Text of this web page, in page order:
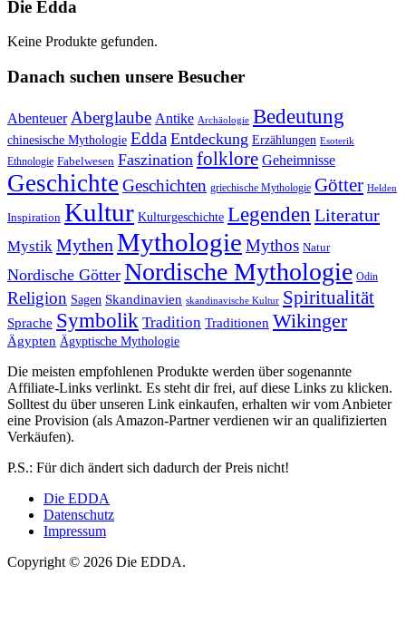
Die Edda
Keine Produkte gefunden.
Danach suchen unsere Besucher
Abenteuer Aberglaube Antike Archäologie Bedeutung
chinesische Mythologie Edda Entdeckung Erzählungen Esoterik
Ethnologie Fabelwesen Faszination folklore Geheimnisse
Geschichte Geschichten griechische Mythologie Götter Helden
Inspiration Kultur Kulturgeschichte Legenden Literatur
Mystik Mythen Mythologie Mythos Natur
Nordische Götter Nordische Mythologie Odin
Religion Sagen Skandinavien skandinavische Kultur Spiritualität
Sprache Symbolik Tradition Traditionen Wikinger
Ägypten Ägyptische Mythologie
Die meisten empfohlenen Produkte werden über sogenannte
Affiliate-Links verlinkt. Es steht dir frei, auf diese Links zu klicken.
Solltest du über unseren Link einkaufen, erhalten wir vom Anbieter
eine Provision (als Amazon-Partner verdienen wir an qualifizierten
Verkäufen).
P.S.: Für dich ändert sich dadurch der Preis nicht!
Die EDDA
Datenschutz
Impressum
Copyright © 2026 Die EDDA.